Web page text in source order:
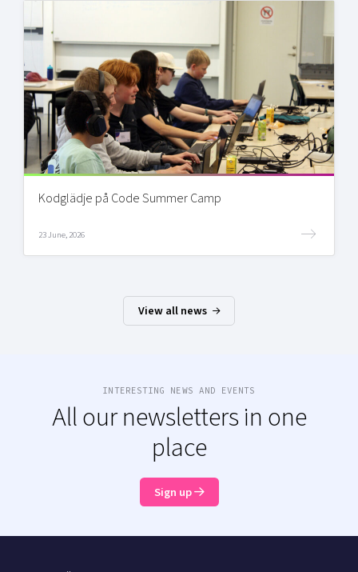
Kodglädje på Code Summer Camp
23 June, 2026
View all news
INTERESTING NEWS AND EVENTS
All our newsletters in one
place
Sign up